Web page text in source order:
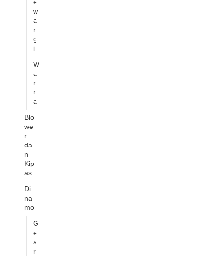
e
w
a
n
g
i
W
a
r
n
a
Blo
we
r
da
n
Kip
as
Di
na
mo
G
e
a
r